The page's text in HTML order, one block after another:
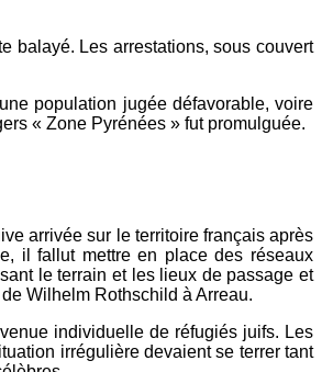
balayé. Les arrestations, sous couvert
population jugée défavorable, voire
« Zone Pyrénées » fut promulguée.
arrivée sur le territoire français après
il fallut mettre en place des réseaux
le terrain et les lieux de passage et
Wilhelm Rothschild à Arreau.
individuelle de réfugiés juifs. Les
irrégulière devaient se terrer tant